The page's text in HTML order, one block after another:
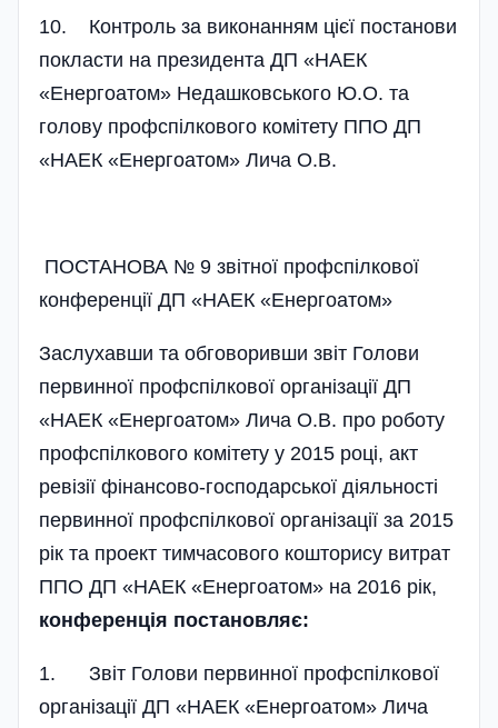
10. Контроль за виконанням цієї постанови
покласти на президента ДП «НАЕК
«Енергоатом» Недашковського Ю.О. та
голову профспілкового комітету ППО ДП
«НАЕК «Енергоатом» Лича О.В.
ПОСТАНОВА № 9 звітної профспілкової
конференції ДП «НАЕК «Енергоатом»
Заслухавши та обговоривши звіт Голови
первинної профспілкової організації ДП
«НАЕК «Енергоатом» Лича О.В. про роботу
профспілкового комітету у 2015 році, акт
ревізії фінансово-господарської діяльності
первинної профспілкової організації за 2015
рік та проект тимчасового кошторису витрат
ППО ДП «НАЕК «Енергоатом» на 2016 рік,
конференція постановляє:
1. Звіт Голови первинної профспілкової
організації ДП «НАЕК «Енергоатом» Лича